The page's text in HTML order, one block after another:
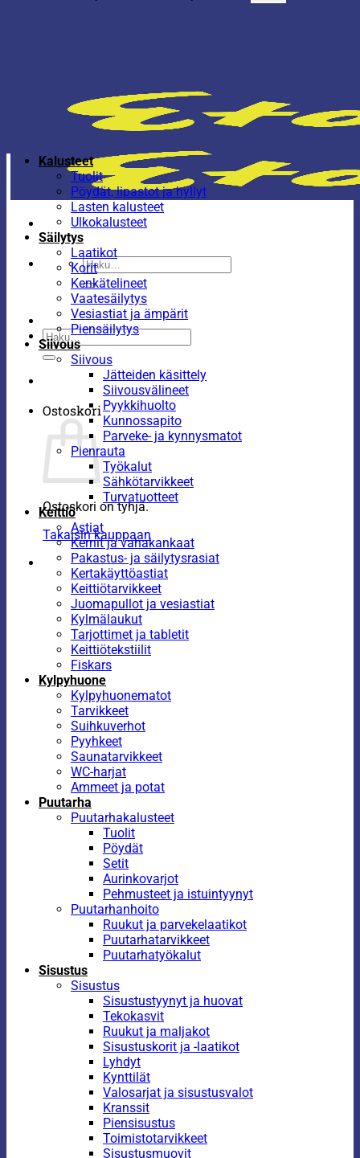
Etsi:
Etsi:
Ostoskori
Ostoskori on tyhjä.
Takaisin kauppaan
Kalusteet
Tuolit
Pöydät, lipastot ja hyllyt
Lasten kalusteet
Ulkokalusteet
Säilytys
Laatikot
Korit
Kenkätelineet
Vaatesäilytys
Vesiastiat ja ämpärit
Piensäilytys
Siivous
Siivous
Jätteiden käsittely
Siivousvälineet
Pyykkihuolto
Kunnossapito
Parveke- ja kynnysmatot
Pienrauta
Työkalut
Sähkötarvikkeet
Turvatuotteet
Keittiö
Astiat
Kernit ja vahakankaat
Pakastus- ja säilytysrasiat
Kertakäyttöastiat
Keittiötarvikkeet
Juomapullot ja vesiastiat
Kylmälaukut
Tarjottimet ja tabletit
Keittiötekstiilit
Fiskars
Kylpyhuone
Kylpyhuonematot
Tarvikkeet
Suihkuverhot
Pyyhkeet
Saunatarvikkeet
WC-harjat
Ammeet ja potat
Puutarha
Puutarhakalusteet
Tuolit
Pöydät
Setit
Aurinkovarjot
Pehmusteet ja istuintyynyt
Puutarhanhoito
Ruukut ja parvekelaatikot
Puutarhatarvikkeet
Puutarhatyökalut
Sisustus
Sisustus
Sisustustyynyt ja huovat
Tekokasvit
Ruukut ja maljakot
Sisustuskorit ja -laatikot
Lyhdyt
Kynttilät
Valosarjat ja sisustusvalot
Kranssit
Piensisustus
Toimistotarvikkeet
Sisustusmuovit